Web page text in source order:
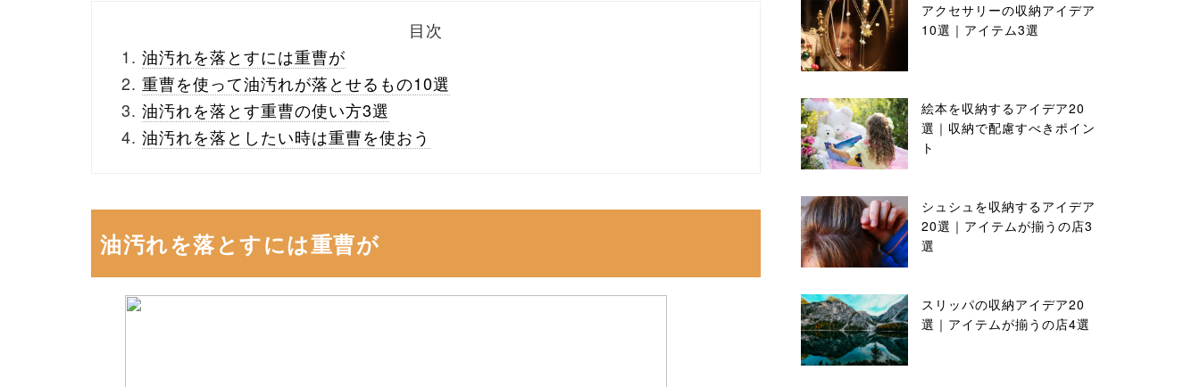
目次
油汚れを落とすには重曹が
重曹を使って油汚れが落とせるもの10選
油汚れを落とす重曹の使い方3選
油汚れを落としたい時は重曹を使おう
油汚れを落とすには重曹が
アクセサリーの収納アイデア
10選｜アイテム3選
絵本を収納するアイデア20
選｜収納で配慮すべきポイン
ト
シュシュを収納するアイデア
20選｜アイテムが揃うの店3
選
スリッパの収納アイデア20
選｜アイテムが揃うの店4選